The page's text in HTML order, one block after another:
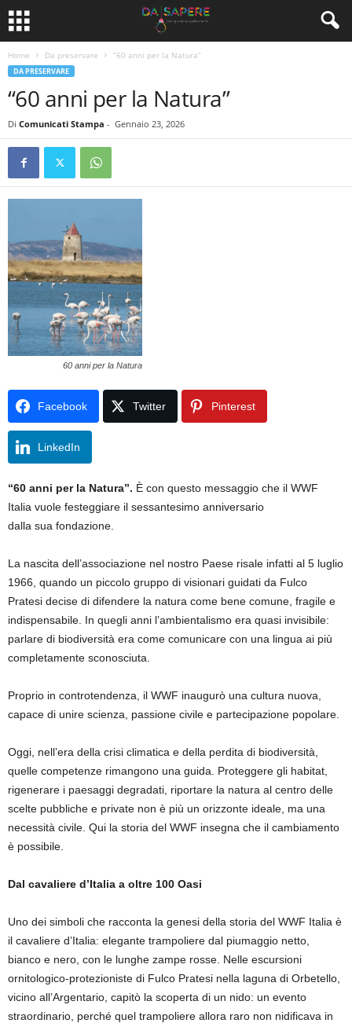
Home Da preservare “60 anni per la Natura”
DA PRESERVARE
“60 anni per la Natura”
Di Comunicati Stampa - Gennaio 23, 2026
60 anni per la Natura
Facebook Twitter Pinterest
LinkedIn
“60 anni per la Natura”. È con questo messaggio che il WWF
Italia vuole festeggiare il sessantesimo anniversario
dalla sua fondazione.
La nascita dell’associazione nel nostro Paese risale infatti al 5 luglio
1966, quando un piccolo gruppo di visionari guidati da Fulco
Pratesi decise di difendere la natura come bene comune, fragile e
indispensabile. In quegli anni l’ambientalismo era quasi invisibile:
parlare di biodiversità era come comunicare con una lingua ai più
completamente sconosciuta.
Proprio in controtendenza, il WWF inaugurò una cultura nuova,
capace di unire scienza, passione civile e partecipazione popolare.
Oggi, nell’era della crisi climatica e della perdita di biodiversità,
quelle competenze rimangono una guida. Proteggere gli habitat,
rigenerare i paesaggi degradati, riportare la natura al centro delle
scelte pubbliche e private non è più un orizzonte ideale, ma una
necessità civile. Qui la storia del WWF insegna che il cambiamento
è possibile.
Dal cavaliere d’Italia a oltre 100 Oasi
Uno dei simboli che racconta la genesi della storia del WWF Italia è
il cavaliere d’Italia: elegante trampoliere dal piumaggio netto,
bianco e nero, con le lunghe zampe rosse. Nelle escursioni
ornitologico‑protezioniste di Fulco Pratesi nella laguna di Orbetello,
vicino all’Argentario, capitò la scoperta di un nido: un evento
straordinario, perché quel trampoliere allora raro non nidificava in